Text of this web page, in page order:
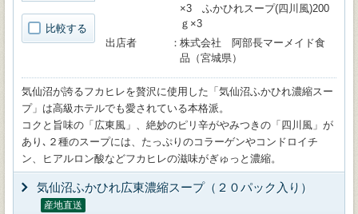
比較する
×3 ふかひれスープ(四川風)200
ｇ×3
出店者
株式会社 阿部長マーメイド食
品（宮城県）
気仙沼が誇るフカヒレを贅沢に使用した「気仙沼ふかひれ濃縮スー
プ」は高級ホテルでも愛されている本格派。
コクと旨味の「広東風」、絶妙のピリ辛がやみつきの「四川風」が
あり､２種のスープには、たっぷりのコラーゲンやコンドロイチ
ン、ヒアルロン酸などフカヒレの滋味がぎゅっと濃縮。
気仙沼ふかひれ広東濃縮スープ（２０パック入り）
産地直送